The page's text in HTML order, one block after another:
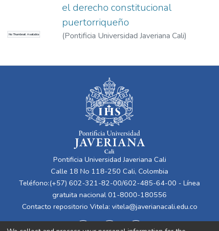
No Thumbnail Available
el derecho constitucional
puertorriqueño
(Pontificia Universidad Javeriana Cali)
Pontificia Universidad Javeriana Cali
Calle 18 No 118-250 Cali, Colombia
Teléfono:(+57) 602-321-82-00/602-485-64-00 - Línea
gratuita nacional 01-8000-180556
Contacto repositorio Vitela: vitela@javerianacali.edu.co